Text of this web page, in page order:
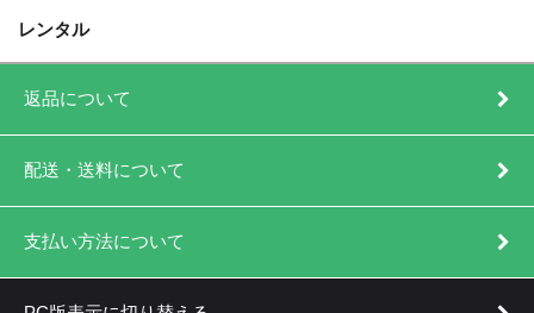
レンタル
返品について
配送・送料について
支払い方法について